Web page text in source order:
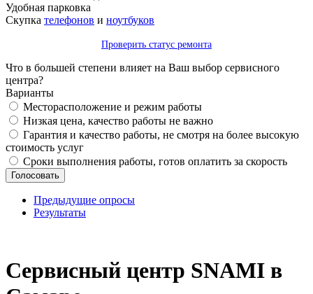
Удобная парковка
Скупка телефонов и ноутбуков
Проверить статус ремонта
Что в большей степени влияет на Ваш выбор сервисного
центра?
Варианты
Месторасположение и режим работы
Низкая цена, качество работы не важно
Гарантия и качество работы, не смотря на более высокую
стоимость услуг
Сроки выполнения работы, готов оплатить за скорость
Предыдущие опросы
Результаты
Сервисный центр SNAMI в